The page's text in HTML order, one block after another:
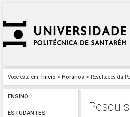
Você está em: Início > Horários > Resultados da
ENSINO
ESTUDANTES